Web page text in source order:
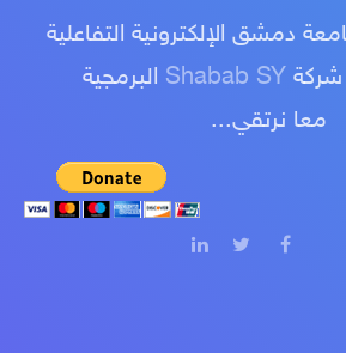
دمشق الإلكترونية التفاعلية
شركة Shabab SY البرمجية
معا نرتقي...